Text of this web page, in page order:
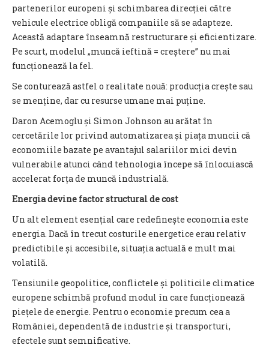
partenerilor europeni și schimbarea direcției către
vehicule electrice obligă companiile să se adapteze.
Această adaptare înseamnă restructurare și eficientizare.
Pe scurt, modelul „muncă ieftină = creștere” nu mai
funcționează la fel.
Se conturează astfel o realitate nouă: producția crește sau
se menține, dar cu resurse umane mai puține.
Daron Acemoglu și Simon Johnson au arătat în
cercetările lor privind automatizarea și piața muncii că
economiile bazate pe avantajul salariilor mici devin
vulnerabile atunci când tehnologia începe să înlocuiască
accelerat forța de muncă industrială.
Energia devine factor structural de cost
Un alt element esențial care redefinește economia este
energia. Dacă în trecut costurile energetice erau relativ
predictibile și accesibile, situația actuală e mult mai
volatilă.
Tensiunile geopolitice, conflictele și politicile climatice
europene schimbă profund modul în care funcționează
piețele de energie. Pentru o economie precum cea a
României, dependentă de industrie și transporturi,
efectele sunt semnificative.